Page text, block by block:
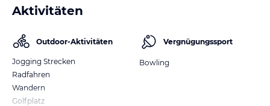
Aktivitäten
Outdoor-Aktivitäten
Jogging Strecken
Radfahren
Wandern
Golfplatz
Vergnügungssport
Bowling